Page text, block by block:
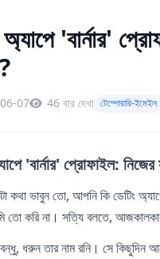
অ্যাপে 'বার্নার'
07 46 বার দেখা টেম্পোরারি-ইমেইল
'বার্নার' প্রোফাইল:
কথা ভাবুন তো, আপনি কি ডেটিং
তো করি না। সত্যি বলতে,
ধরুন তার নাম রনি। সে কিছুদিন